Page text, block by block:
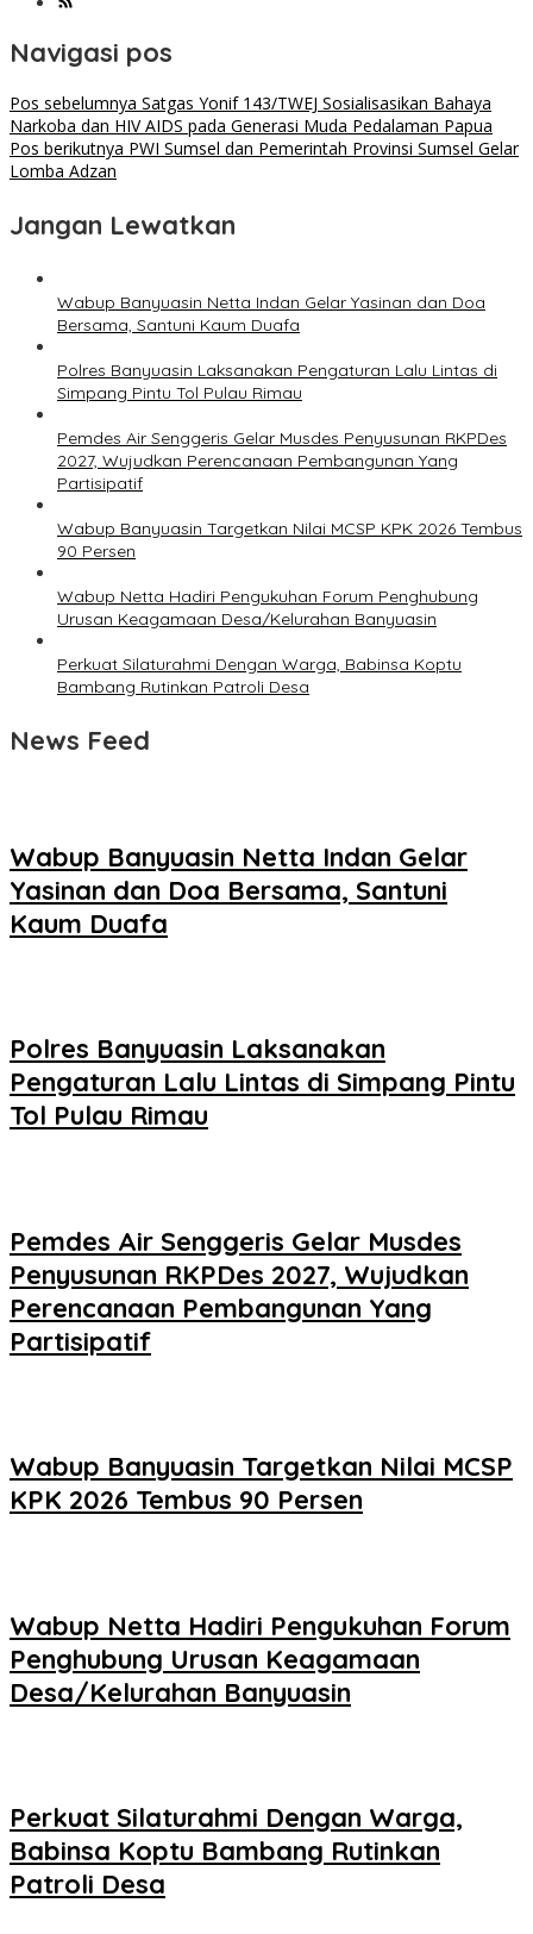
Navigasi pos
Pos sebelumnya Satgas Yonif 143/TWEJ Sosialisasikan Bahaya
Narkoba dan HIV AIDS pada Generasi Muda Pedalaman Papua
Pos berikutnya PWI Sumsel dan Pemerintah Provinsi Sumsel Gelar
Lomba Adzan
Jangan Lewatkan
Wabup Banyuasin Netta Indan Gelar Yasinan dan Doa
Bersama, Santuni Kaum Duafa
Polres Banyuasin Laksanakan Pengaturan Lalu Lintas di
Simpang Pintu Tol Pulau Rimau
Pemdes Air Senggeris Gelar Musdes Penyusunan RKPDes
2027, Wujudkan Perencanaan Pembangunan Yang
Partisipatif
Wabup Banyuasin Targetkan Nilai MCSP KPK 2026 Tembus
90 Persen
Wabup Netta Hadiri Pengukuhan Forum Penghubung
Urusan Keagamaan Desa/Kelurahan Banyuasin
Perkuat Silaturahmi Dengan Warga, Babinsa Koptu
Bambang Rutinkan Patroli Desa
News Feed
Wabup Banyuasin Netta Indan Gelar
Yasinan dan Doa Bersama, Santuni
Kaum Duafa
Polres Banyuasin Laksanakan
Pengaturan Lalu Lintas di Simpang Pintu
Tol Pulau Rimau
Pemdes Air Senggeris Gelar Musdes
Penyusunan RKPDes 2027, Wujudkan
Perencanaan Pembangunan Yang
Partisipatif
Wabup Banyuasin Targetkan Nilai MCSP
KPK 2026 Tembus 90 Persen
Wabup Netta Hadiri Pengukuhan Forum
Penghubung Urusan Keagamaan
Desa/Kelurahan Banyuasin
Perkuat Silaturahmi Dengan Warga,
Babinsa Koptu Bambang Rutinkan
Patroli Desa